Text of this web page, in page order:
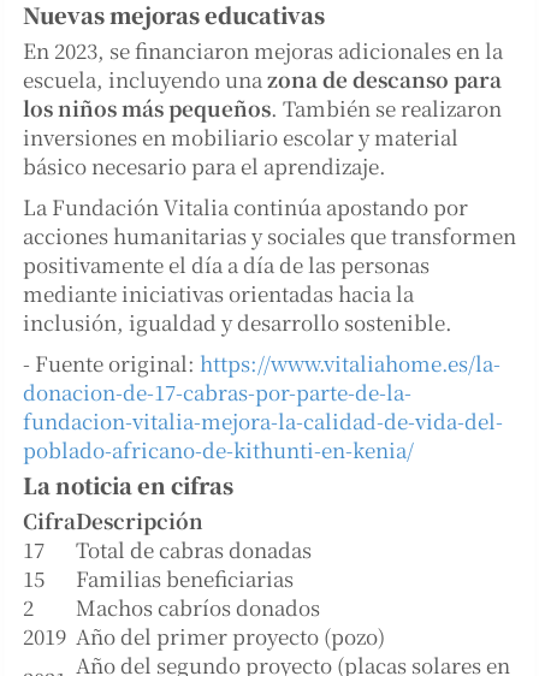
Nuevas mejoras educativas
En 2023, se financiaron mejoras adicionales en la
escuela, incluyendo unazona de descanso para
los niños más pequeños. También se realizaron
inversiones en mobiliario escolar y material
básico necesario para el aprendizaje.
La Fundación Vitalia continúa apostando por
acciones humanitarias y sociales que transformen
positivamente el día a día de las personas
mediante iniciativas orientadas hacia la
inclusión, igualdad y desarrollo sostenible.
- Fuente original: https://www.vitaliahome.es/la-
donacion-de-17-cabras-por-parte-de-la-
fundacion-vitalia-mejora-la-calidad-de-vida-del-
poblado-africano-de-kithunti-en-kenia/
La noticia en cifras
CifraDescripción
17
Total de cabras donadas
15
Familias beneficiarias
2
Machos cabríos donados
2019 Año del primer proyecto (pozo)
Año del segundo proyecto (placas solares en